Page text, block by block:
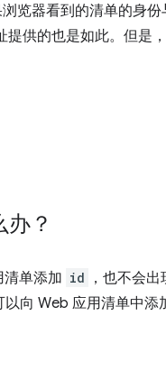
览器看到的清单的身
供的也是如此。但是
办？
单添加 id ，也不会
向 Web 应用清单中添